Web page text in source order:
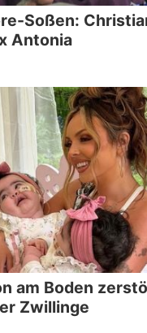
Soßen:
Antonia
am Boden
Zwillinge